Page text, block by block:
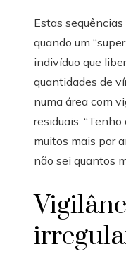
Estas
quando um
indivíduo que
quantidades de
numa área com
residuais.
muitos mais por
não sei quantos